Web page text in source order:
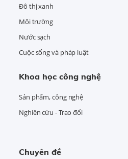
Đô thị xanh
Môi trường
Nước sạch
Cuộc sống và pháp luật
Khoa học công nghệ
Sản phẩm, công nghệ
Nghiên cứu - Trao đổi
Chuyên đề